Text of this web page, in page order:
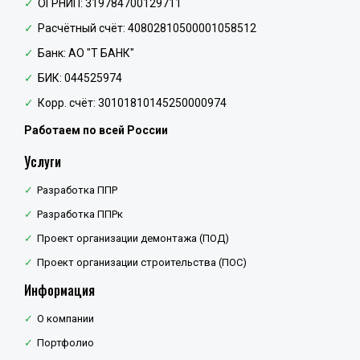
ОГРНИП: 319784700129711
Расчётный счёт: 40802810500001058512
Банк: АО "Т БАНК"
БИК: 044525974
Корр. счёт: 30101810145250000974
Работаем по всей России
Услуги
Разработка ППР
Разработка ППРк
Проект организации демонтажа (ПОД)
Проект организации строительства (ПОС)
Информация
О компании
Портфолио